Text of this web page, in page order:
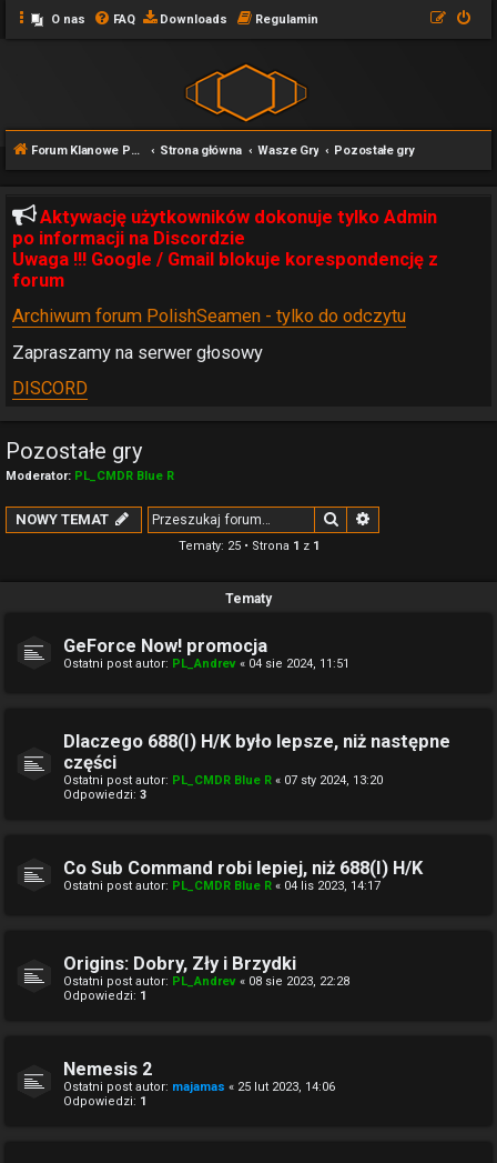
O nas FAQ Downloads Regulamin
Forum Klanowe POLISHSEAMEN Strona główna Wasze Gry Pozostałe gry
Aktywację użytkowników dokonuje tylko Admin
po informacji na Discordzie
Uwaga !!! Google / Gmail blokuje korespondencję z
forum
Archiwum forum PolishSeamen - tylko do odczytu
Zapraszamy na serwer głosowy
DISCORD
Pozostałe gry
Moderator: PL_CMDR Blue R
NOWY TEMAT Szukaj
Tematy: 25 • Strona 1 z 1
Tematy
GeForce Now! promocja
Ostatni post autor: PL_Andrev « 04 sie 2024, 11:51
Dlaczego 688(I) H/K było lepsze, niż następne
części
Ostatni post autor: PL_CMDR Blue R « 07 sty 2024, 13:20
Odpowiedzi: 3
Co Sub Command robi lepiej, niż 688(I) H/K
Ostatni post autor: PL_CMDR Blue R « 04 lis 2023, 14:17
Origins: Dobry, Zły i Brzydki
Ostatni post autor: PL_Andrev « 08 sie 2023, 22:28
Odpowiedzi: 1
Nemesis 2
Ostatni post autor: majamas « 25 lut 2023, 14:06
Odpowiedzi: 1